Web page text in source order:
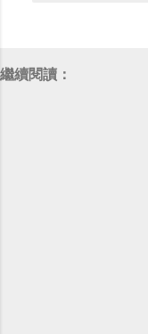
言
繼續閱讀：